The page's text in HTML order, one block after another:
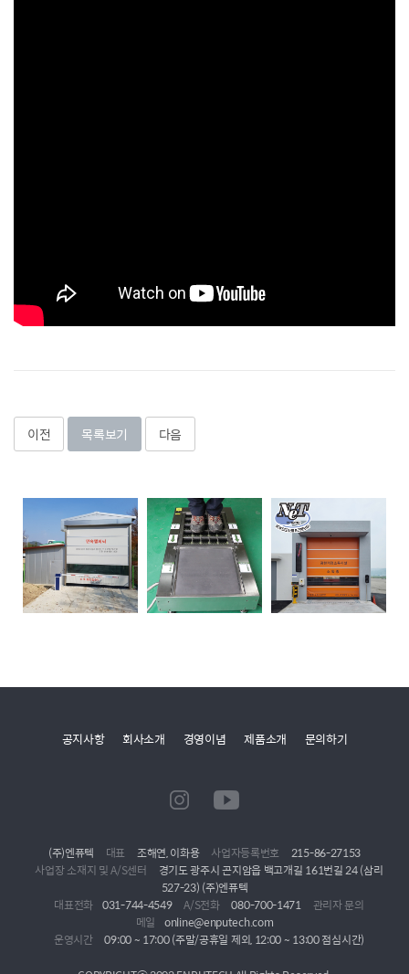
이전 목록보기 다음
공지사항 회사소개 경영이념 제품소개 문의하기
(주)엔퓨텍 대표 조해연, 이화용 사업자등록번호
215-86-27153
사업장 소재지 및 A/S센터
경기도 광주시 곤지암읍 백고개길 161번길 24 (삼리
527-23) (주)엔퓨텍
대표전화 031-744-4549 A/S전화 080-700-1471
관리자 문의
메일
online@enputech.com
운영시간
09:00 ~ 17:00 (주말/공휴일 제외, 12:00 ~ 13:00 점심시간)